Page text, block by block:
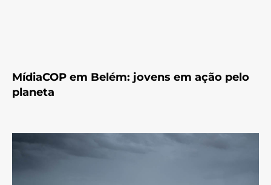
MídiaCOP em Belém: jovens em ação pelo
planeta